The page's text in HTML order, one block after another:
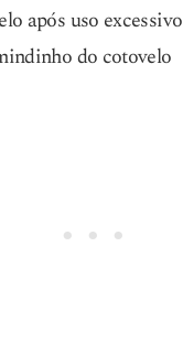
após uso excessivo
do cotovelo